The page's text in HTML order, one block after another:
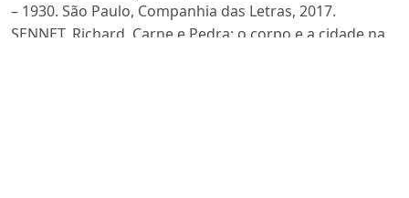
– 1930. São Paulo, Companhia das Letras, 2017.
SENNET, Richard. Carne e Pedra: o corpo e a cidade na